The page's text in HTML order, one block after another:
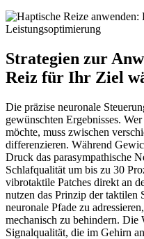
Strategien zur
Reiz für Ihr Ziel
Die präzise neuronale
gewünschten Ergebnisses.
möchte, muss zwischen
differenzieren. Während
Druck das parasympathische
Schlafqualität um bis zu 30
vibrotaktile Patches direkt an
nutzen das Prinzip der taktilen
neuronale Pfade zu
mechanisch zu behindern. Die
Signalqualität, die im Gehirn